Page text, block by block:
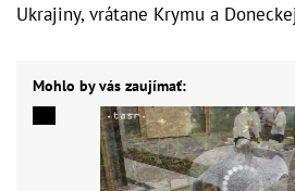
Ukrajiny, vrátane Krymu a
Mohlo by vás zaujímať: